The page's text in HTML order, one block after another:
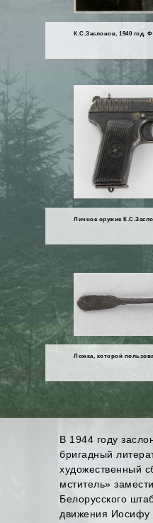
Ложка, которой
Личное оружие
К.С.Заслонов, 1940 год.
В 1944 году
бригадный
художественный
мститель»
Белорусского
движения Иосифу